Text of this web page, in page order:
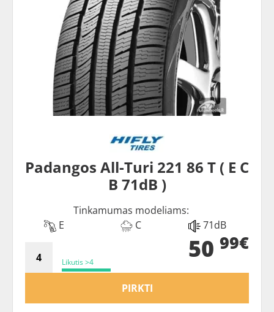
Padangos All-Turi 221 86 T ( E C
B 71dB )
Tinkamumas modeliams:
E
C 71dB
Likutis >4 50 99€
PIRKTI